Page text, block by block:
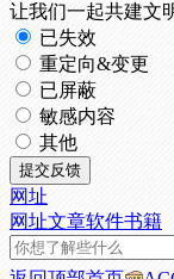
让我们一起共建文
已失效
重定向&变更
已屏蔽
敏感内容
其他
提交反馈
网址
网址文章软件书籍